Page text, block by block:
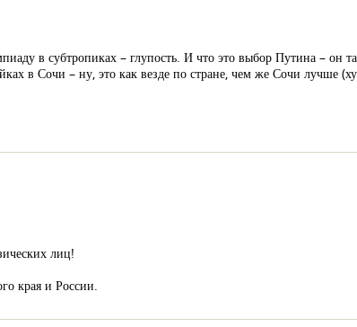
в субтропиках – глупость. И что это выбор Путина – он
в Сочи – ну, это как везде по стране, чем же Сочи лучше
лиц!
края и России.